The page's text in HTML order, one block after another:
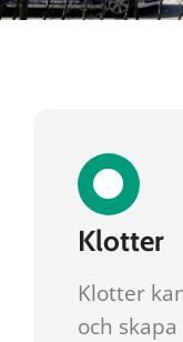
Klotter
Klotter
och